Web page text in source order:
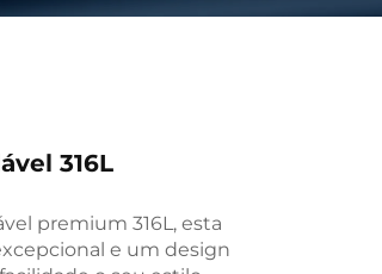
316L
premium 316L, esta
e um design